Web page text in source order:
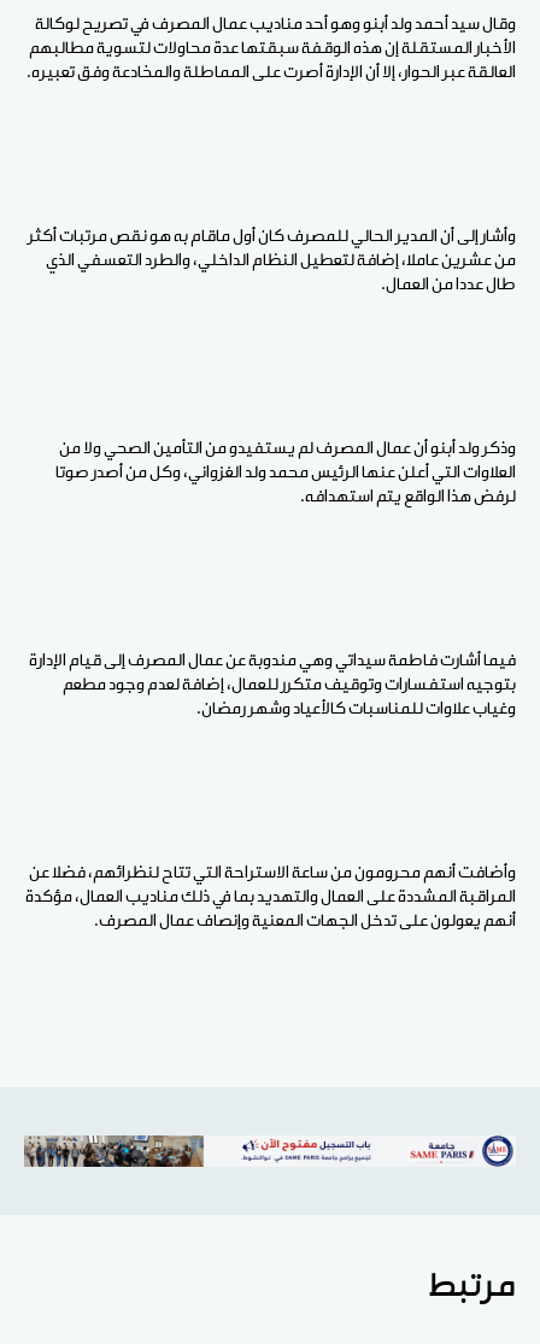
وقال سيد أحمد ولد أبنو وهو أحد مناديب عمال المصرف في تصريح لوكالة
الأخبار المستقلة إن هذه الوقفة سبقتها عدة محاولات لتسوية مطالبهم
العالقة عبر الحوار، إلا أن الإدارة أصرت على المماطلة والمخادعة وفق تعبيره.
وأشار إلى أن المدير الحالي للمصرف كان أول ماقام به هو نقص مرتبات أكثر
من عشرين عاملا، إضافة لتعطيل النظام الداخلي، والطرد التعسفي الذي
طال عددا من العمال.
وذكر ولد أبنو أن عمال المصرف لم يستفيدو من التأمين الصحي ولا من
العلاوات التي أعلن عنها الرئيس محمد ولد الغزواني، وكل من أصدر صوتا
لرفض هذا الواقع يتم استهدافه.
فيما أشارت فاطمة سيداتي وهي مندوبة عن عمال المصرف إلى قيام الإدارة
بتوجيه استفسارات وتوقيف متكرر للعمال، إضافة لعدم وجود مطعم
وغياب علاوات للمناسبات كالأعياد وشهر رمضان.
وأضافت أنهم محرومون من ساعة الاستراحة التي تتاح لنظرائهم، فضلا عن
المراقبة المشددة على العمال والتهديد بما في ذلك مناديب العمال، مؤكدة
أنهم يعولون على تدخل الجهات المعنية وإنصاف عمال المصرف.
مرتبط